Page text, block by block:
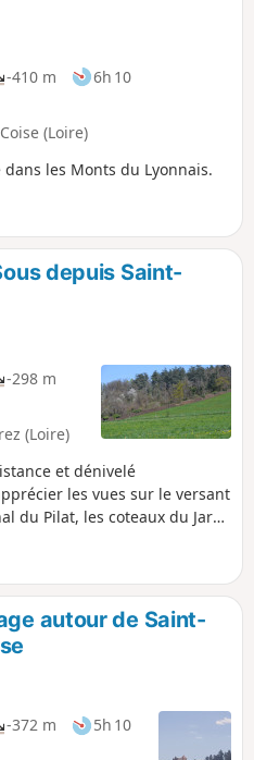
-410 m
6h 10
(Loire)
les Monts du Lyonnais.
depuis Saint-
-298 m
(Loire)
et dénivelé
les vues sur le versant
du Pilat, les coteaux du Jarez
sur routes très peu
autour de Saint-
-372 m
5h 10